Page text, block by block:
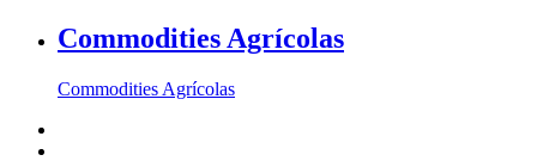
Commodities Agrícolas
Commodities Agrícolas